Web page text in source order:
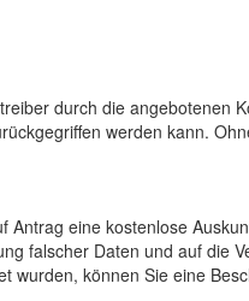
durch die angebotenen
werden kann.
Antrag eine kostenlose
falscher Daten und auf die
wurden, können Sie eine